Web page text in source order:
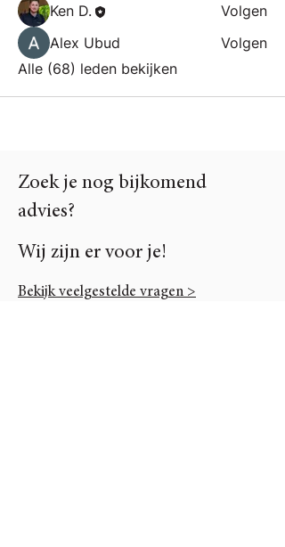
Ken D.
Volgen
Alex Ubud
Volgen
Alle (68) leden bekijken
Zoek je nog bijkomend
advies?
Wij zijn er voor je!
Bekijk veelgestelde vragen >